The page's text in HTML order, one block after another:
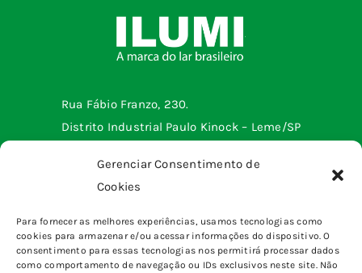
Gerenciar Consentimento de
Cookies
Para fornecer as melhores experiências, usamos tecnologias como
cookies para armazenar e/ou acessar informações do dispositivo. O
consentimento para essas tecnologias nos permitirá processar dados
como comportamento de navegação ou IDs exclusivos neste site. Não
Rua Fábio Franzo, 230.
Distrito Industrial Paulo Kinock – Leme/SP
Tomadas e interruptores
Sobrepor
Produtos